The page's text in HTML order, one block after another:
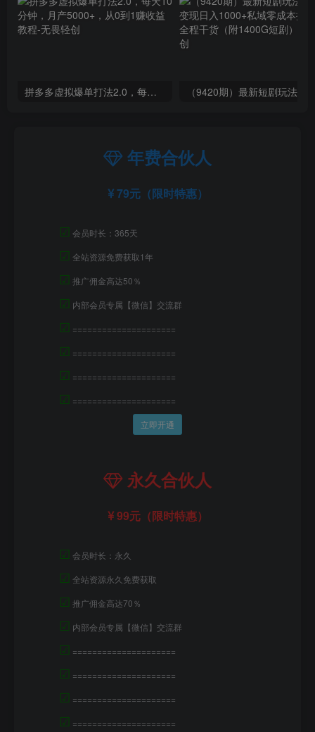
拼多多虚拟爆单打法2.0，每天10分钟，月产5000+，从0到1赚收益教程
年费合伙人
79元（限时特惠）
☑ 会员时长：365天
☑ 全站资源免费获取1年
☑ 推广佣金高达50％
☑ 内部会员专属【微信】交流群
☑ =====================
☑ =====================
☑ =====================
☑ =====================
立即开通
永久合伙人
99元（限时特惠）
☑ 会员时长：永久
☑ 全站资源永久免费获取
☑ 推广佣金高达70％
☑ 内部会员专属【微信】交流群
☑ =====================
☑ =====================
☑ =====================
☑ =====================